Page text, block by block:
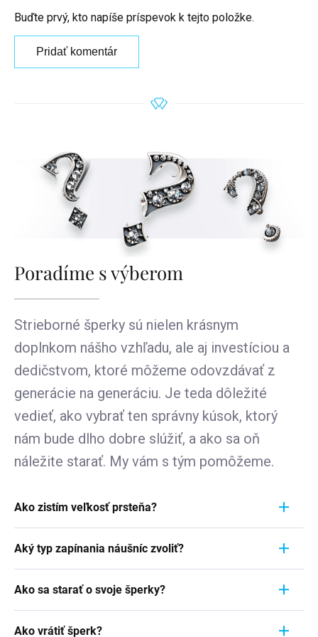
Buďte prvý, kto napíše príspevok k tejto položke.
Pridať komentár
Poradíme s výberom
Strieborné šperky sú nielen krásnym
doplnkom nášho vzhľadu, ale aj investíciou a
dedičstvom, ktoré môžeme odovzdávať z
generácie na generáciu. Je teda dôležité
vedieť, ako vybrať ten správny kúsok, ktorý
nám bude dlho dobre slúžiť, a ako sa oň
náležite starať. My vám s tým pomôžeme.
Ako zistím veľkosť prsteňa?
Aby ste zistili jeho veľkosť, vezmite pravítko a
položte ho priamo na prstienok, ktorý momentálne
nosíte. Dôležité je zamerať sa na jeho VNÚTORNÝ
Aký typ zapínania náušníc zvoliť?
pohodlie, bezpečnosť a štýl náušníc. Strieborné
náušnice zvyčajne majú klasické háčiky, ktoré sú
jednoduché a pohodlné. Náušnice s pevným
Ako sa starať o svoje šperky?
Ako vrátiť šperk?